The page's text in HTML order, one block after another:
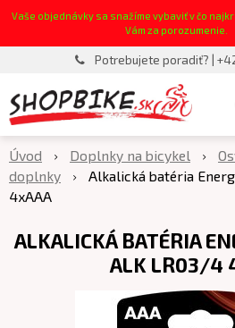
Vaše objednávky sa snažíme vybaviť v čo
Vám za porozumenie.
Potrebujete poradiť? |
Úvod Doplnky na bicykel
doplnky
Alkalická batéria
4xAAA
ALKALICKÁ BATÉRIA
ALK LR03/4